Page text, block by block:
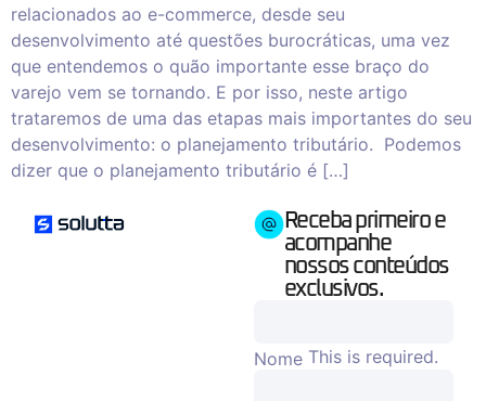
relacionados ao e-commerce, desde seu
desenvolvimento até questões burocráticas, uma vez
que entendemos o quão importante esse braço do
varejo vem se tornando. E por isso, neste artigo
trataremos de uma das etapas mais importantes do seu
desenvolvimento: o planejamento tributário. Podemos
dizer que o planejamento tributário é […]
Receba primeiro e
acompanhe
nossos conteúdos
exclusivos.
Nome This is required.